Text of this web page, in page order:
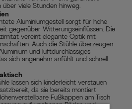
viele Stunden hinweg.
Aluminiumgestell sorgt für hohe
gegenüber Witterungseinflüssen. Die
vereint elegante Optik mit
Auch die Stühle überzeugen
und luftdurchlässiges
sich angenehm anfühlt und schnell
lassen sich kinderleicht verstauen
da sie bereits montiert
Fußkappen am Tisch
auf unebenen Böden und